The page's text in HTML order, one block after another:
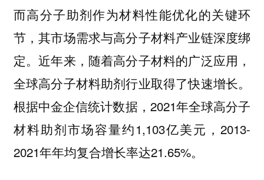
而高分子助剂作为材料性能优化的关键环
节，其市场需求与高分子材料产业链深度绑
定。近年来，随着高分子材料的广泛应用，
全球高分子材料助剂行业取得了快速增长。
根据中金企信统计数据，2021年全球高分子
材料助剂市场容量约1,103亿美元，2013-
2021年年均复合增长率达21.65%。